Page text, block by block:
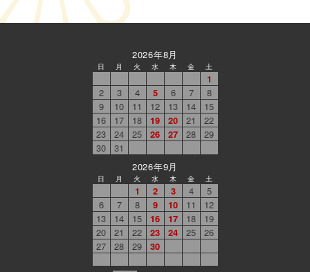
2026年8月
日 月 火 水 木 金 土
1
2
3 4 5 6 7
8
9
10 11 12 13 14
15
16
17 18 19 20 21
22
23
24 25 26 27 28
29
30
31
2026年9月
日 月 火 水 木 金 土
1 2 3 4
5
6
7 8 9 10 11
12
13
14 15 16 17 18
19
20
21 22 23 24 25
26
27
28 29 30